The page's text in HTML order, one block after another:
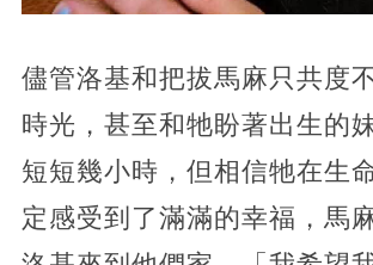
儘管洛基和把拔馬麻只共度
時光，甚至和牠盼著出生的
短短幾小時，但相信牠在生
定感受到了滿滿的幸福，馬